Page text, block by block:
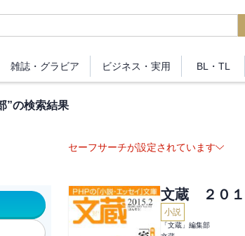
雑誌・ グラビア ビジネス ・実用 BL・TL
”の検索結果
セーフサーチが設定されています
文蔵 ２０１
小説
「文蔵」編集部